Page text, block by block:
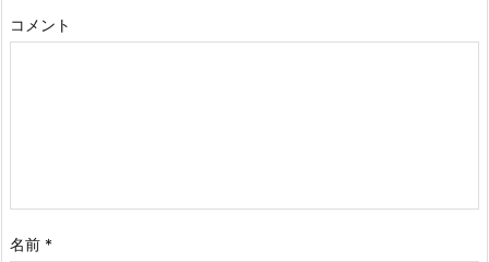
コメント
名前 *